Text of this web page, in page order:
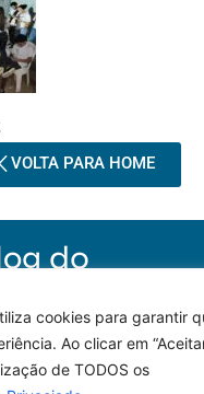
cookies para garantir
Ao clicar em
de TODOS os
VOLTA PARA HOME